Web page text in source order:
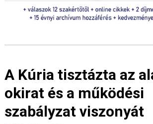
A Kúria tisztázta az
okirat és a működési
szabályzat viszonyát